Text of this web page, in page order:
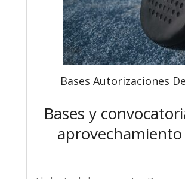
Bases Autorizaciones
Bases y